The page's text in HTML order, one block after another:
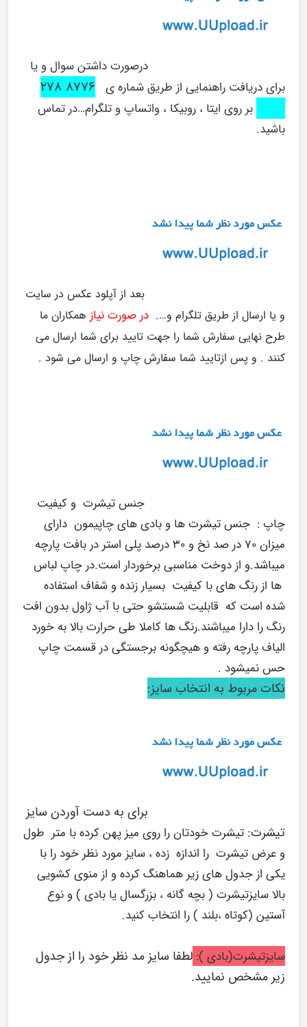
درصورت داشتن سوال و یا
برای دریافت راهنمایی از طریق شماره ی
۸۷۷۶ ۲۷۸
بر روی ایتا ، روبیکا ، واتساپ و تلگرام…در تماس
باشید.
بعد از آپلود عکس در سایت
و یا ارسال از طریق تلگرام و…. در صورت نیاز همکاران ما
طرح نهایی سفارش شما را جهت تایید برای شما ارسال می
کنند . و پس ازتایید شما سفارش چاپ و ارسال می شود .
جنس تیشرت و کیفیت
چاپ : جنس تیشرت ها و بادی های چاپیمون دارای
میزان ۷۰ در صد نخ و ۳۰ درصد پلی استر در بافت پارچه
میباشد.و از دوخت مناسبی برخوردار است.در چاپ لباس
ها از رنگ های با کیفیت بسیار زنده و شفاف استفاده
شده است که قابلیت شستشو حتی با آب ژاول بدون افت
رنگ را دارا میباشند.رنگ ها کاملا طی حرارت بالا به خورد
الیاف پارچه رفته و هیچگونه برجستگی در قسمت چاپ
حس نمیشود .
نکات مربوط به انتخاب سایز:
برای به دست آوردن سایز
تیشرت: تیشرت خودتان را روی میز پهن کرده با متر طول
و عرض تیشرت را اندازه زده ، سایز مورد نظر خود را با
یکی از جدول های زیر هماهنگ کرده و از منوی کشویی
بالا سایزتیشرت ( بچه گانه ، بزرگسال یا بادی ) و نوع
آستین (کوتاه ،بلند ) را انتخاب کنید.
سایزتیشرت(بادی ): لطفا سایز مد نظر خود را از جدول
زیر مشخص نمایید.